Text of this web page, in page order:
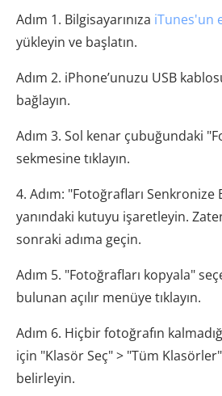
Adım 1. Bilgisayarınıza iTunes'un
yükleyin ve başlatın.
Adım 2. iPhone’unuzu USB
bağlayın.
Adım 3. Sol kenar çubuğundaki
sekmesine tıklayın.
4. Adım: "Fotoğrafları Senkronize
yanındaki kutuyu işaretleyin.
sonraki adıma geçin.
Adım 5. "Fotoğrafları kopyala"
bulunan açılır menüye tıklayın.
Adım 6. Hiçbir fotoğrafın
için "Klasör Seç" > "Tüm
belirleyin.